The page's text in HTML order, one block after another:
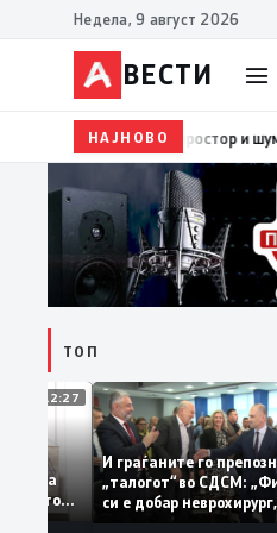
Недела, 9 август 2026
ВЕСТИ
НАЈНОВО08:38ЦУК:
ТОП
12:27
За
треба
И граѓаните го
„талогот“ во
си е добар
треба се занимава со